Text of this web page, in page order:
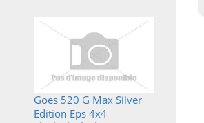
Goes 520 G Max Silver
Edition Eps 4x4